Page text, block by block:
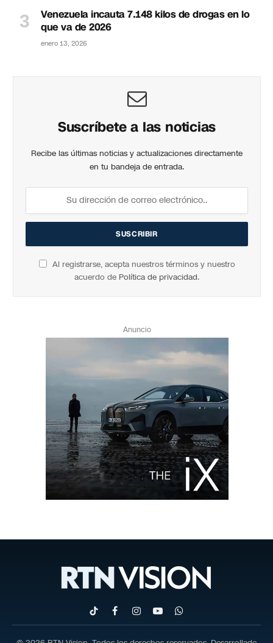
Venezuela incauta 7.148 kilos de drogas en lo
que va de 2026
enero 13, 2026
Suscríbete a las noticias
Recibe las últimas noticias y actualizaciones directamente
en tu bandeja de entrada.
Al registrarse, acepta nuestros términos y nuestro
acuerdo de Política de privacidad.
Anuncio
TikTokFacebookInstagram
YouTubeWhatsApp